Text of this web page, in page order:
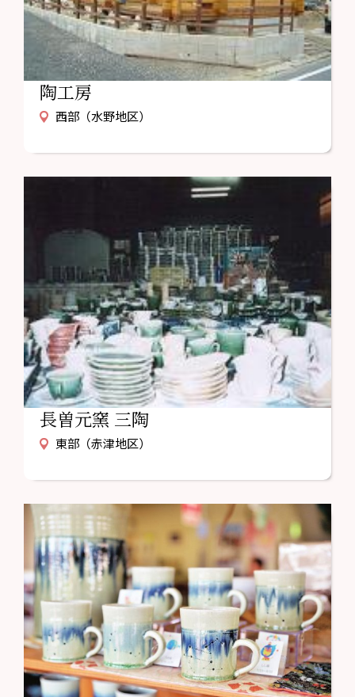
陶工房
西部（水野地区）
長曽元窯 三陶
東部（赤津地区）